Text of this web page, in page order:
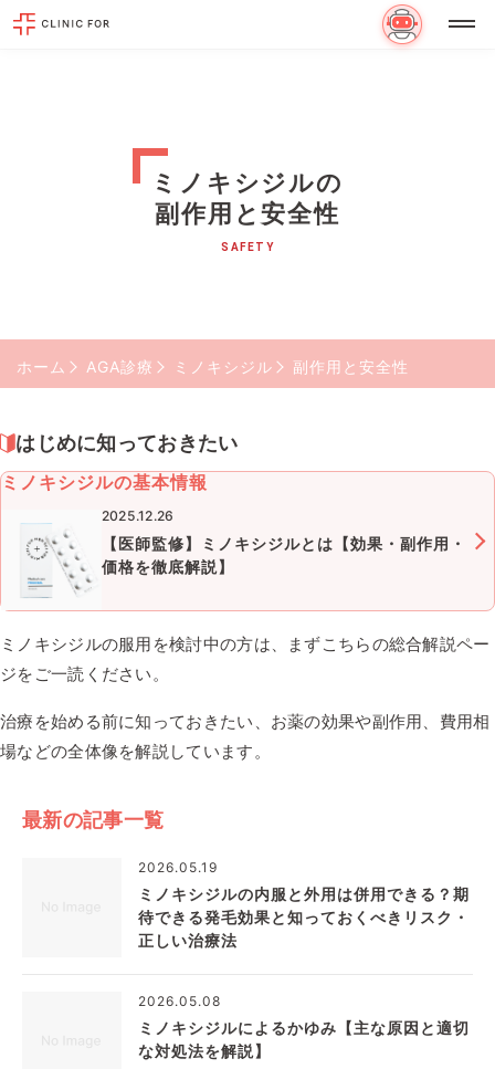
ミノキシジルの
副作用と安全性
SAFETY
ホーム AGA診療 ミノキシジル 副作用と安全性
はじめに知っておきたい
ミノキシジルの基本情報
2025.12.26
【医師監修】ミノキシジルとは【効果・副作用・
価格を徹底解説】
ミノキシジルの服用を検討中の方は、まずこちらの総合解説ペー
ジをご一読ください。
治療を始める前に知っておきたい、お薬の効果や副作用、費用相
場などの全体像を解説しています。
最新の記事一覧
2026.05.19
ミノキシジルの内服と外用は併用できる？期
待できる発毛効果と知っておくべきリスク・
正しい治療法
2026.05.08
ミノキシジルによるかゆみ【主な原因と適切
な対処法を解説】